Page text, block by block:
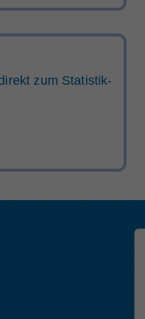
zum Statistik-